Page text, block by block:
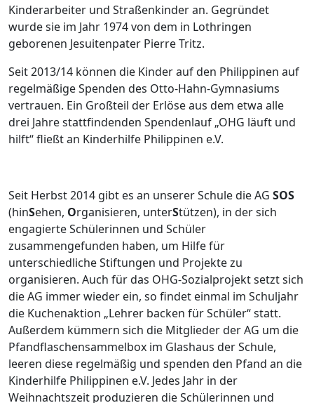
Kinderarbeiter und Straßenkinder an. Gegründet
wurde sie im Jahr 1974 von dem in Lothringen
geborenen Jesuitenpater Pierre Tritz.
Seit 2013/14 können die Kinder auf den Philippinen auf
regelmäßige Spenden des Otto-Hahn-Gymnasiums
vertrauen. Ein Großteil der Erlöse aus dem etwa alle
drei Jahre stattfindenden Spendenlauf „OHG läuft und
hilft“ fließt an Kinderhilfe Philippinen e.V.
Seit Herbst 2014 gibt es an unserer Schule die AG SOS
(hinSehen, Organisieren, unterStützen), in der sich
engagierte Schülerinnen und Schüler
zusammengefunden haben, um Hilfe für
unterschiedliche Stiftungen und Projekte zu
organisieren. Auch für das OHG-Sozialprojekt setzt sich
die AG immer wieder ein, so findet einmal im Schuljahr
die Kuchenaktion „Lehrer backen für Schüler“ statt.
Außerdem kümmern sich die Mitglieder der AG um die
Pfandflaschensammelbox im Glashaus der Schule,
leeren diese regelmäßig und spenden den Pfand an die
Kinderhilfe Philippinen e.V. Jedes Jahr in der
Weihnachtszeit produzieren die Schülerinnen und